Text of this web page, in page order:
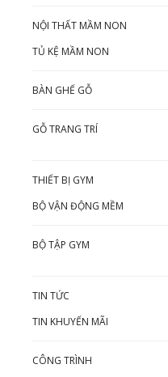
NỘI THẤT MẦM NON
TỦ KỆ MẦM NON
BÀN GHẾ GỖ
GỖ TRANG TRÍ
THIẾT BỊ GYM
BỘ VẬN ĐỘNG MỀM
BỘ TẬP GYM
TIN TỨC
TIN KHUYẾN MÃI
CÔNG TRÌNH